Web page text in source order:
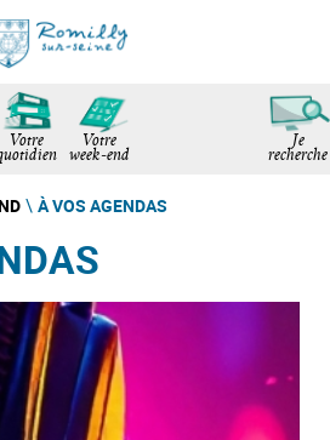
Je
recherche
Votre
Votre
week-end
\ À VOS AGENDAS